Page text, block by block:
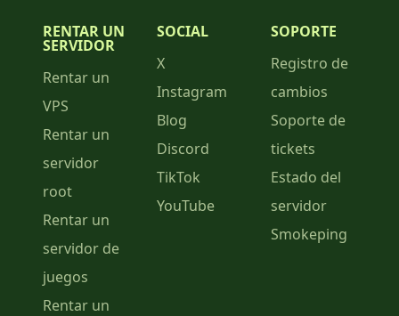
RENTAR UN
SERVIDOR
Rentar un
VPS
Rentar un
servidor
root
Rentar un
servidor de
juegos
Rentar un
SOCIAL
X
Instagram
Blog
Discord
TikTok
YouTube
SOPORTE
Registro de
cambios
Soporte de
tickets
Estado del
servidor
Smokeping